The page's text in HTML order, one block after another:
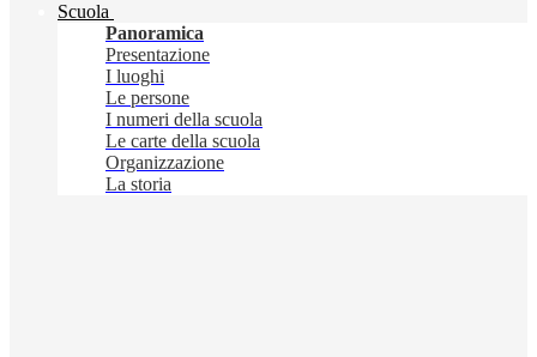
Scuola
Panoramica
Presentazione
I luoghi
Le persone
I numeri della scuola
Le carte della scuola
Organizzazione
La storia